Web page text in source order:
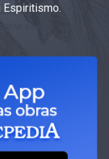
Espiritismo.